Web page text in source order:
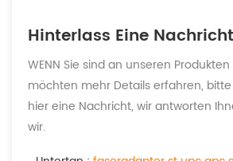
Hinterlass Eine Nachricht
WENN Sie sind an unseren
möchten mehr Details erfahren,
hier eine Nachricht, wir antworten
wir.